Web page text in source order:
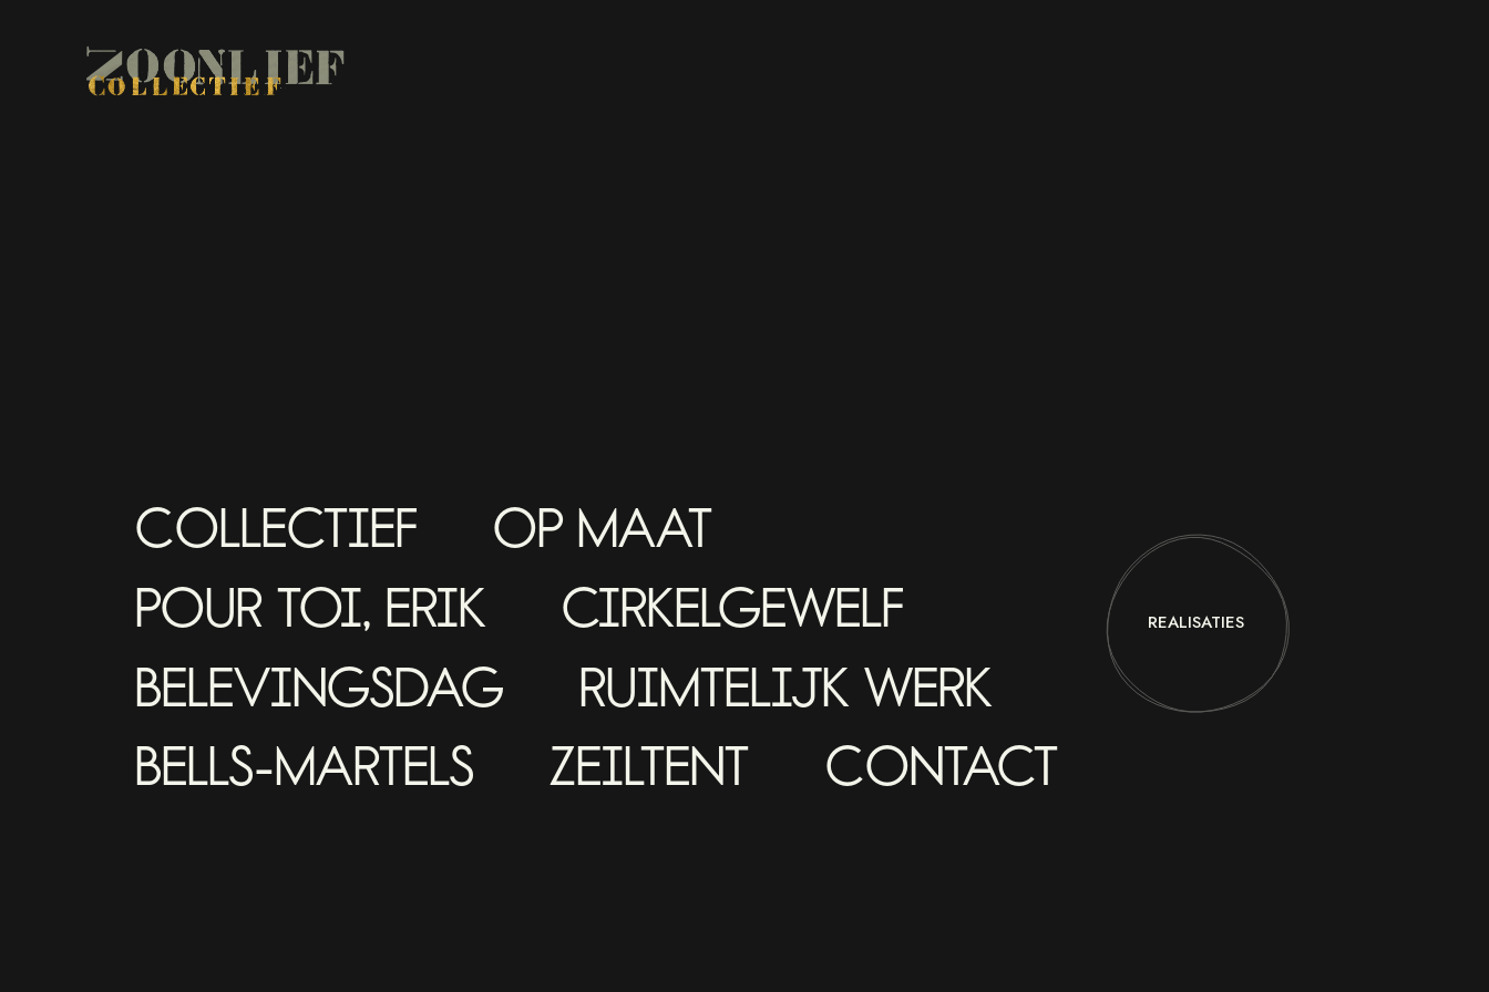
COLLECTIEF
OP MAAT
POUR TOI, ERIK
CIRKELGEWELF
BELEVINGSDAG
RUIMTELIJK WERK
BELLS-MARTELS
ZEILTENT CONTACT
REALISATIES